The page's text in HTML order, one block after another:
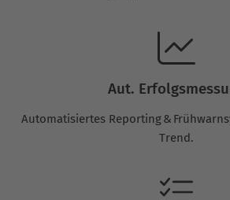
Aut.
Automatisiertes Reporting &
Trend.